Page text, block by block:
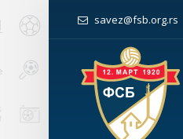
savez@fsb.org.rs